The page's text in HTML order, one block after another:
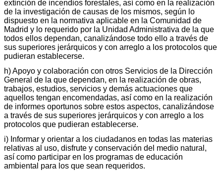
extinción de incendios forestales, así como en la realización
de la investigación de causas de los mismos, según lo
dispuesto en la normativa aplicable en la Comunidad de
Madrid y lo requerido por la Unidad Administrativa de la que
todos ellos dependan, canalizándose todo ello a través de
sus superiores jerárquicos y con arreglo a los protocolos que
pudieran establecerse.
h) Apoyo y colaboración con otros Servicios de la Dirección
General de la que dependan, en la realización de obras,
trabajos, estudios, servicios y demás actuaciones que
aquellos tengan encomendadas, así como en la realización
de informes oportunos sobre estos aspectos, canalizándose
a través de sus superiores jerárquicos y con arreglo a los
protocolos que pudieran establecerse.
i) Informar y orientar a los ciudadanos en todas las materias
relativas al uso, disfrute y conservación del medio natural,
así como participar en los programas de educación
ambiental para los que sean requeridos.